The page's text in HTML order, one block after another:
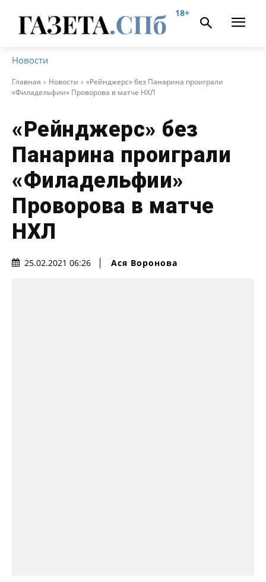
18+
Новости
Главная Новости
«Рейнджерс» без Панарина проиграли
«Филадельфии» Проворова в матче НХЛ
«Рейнджерс» без
Панарина проиграли
«Филадельфии»
Проворова в матче
НХЛ
25.02.2021 06:26 Ася Воронова